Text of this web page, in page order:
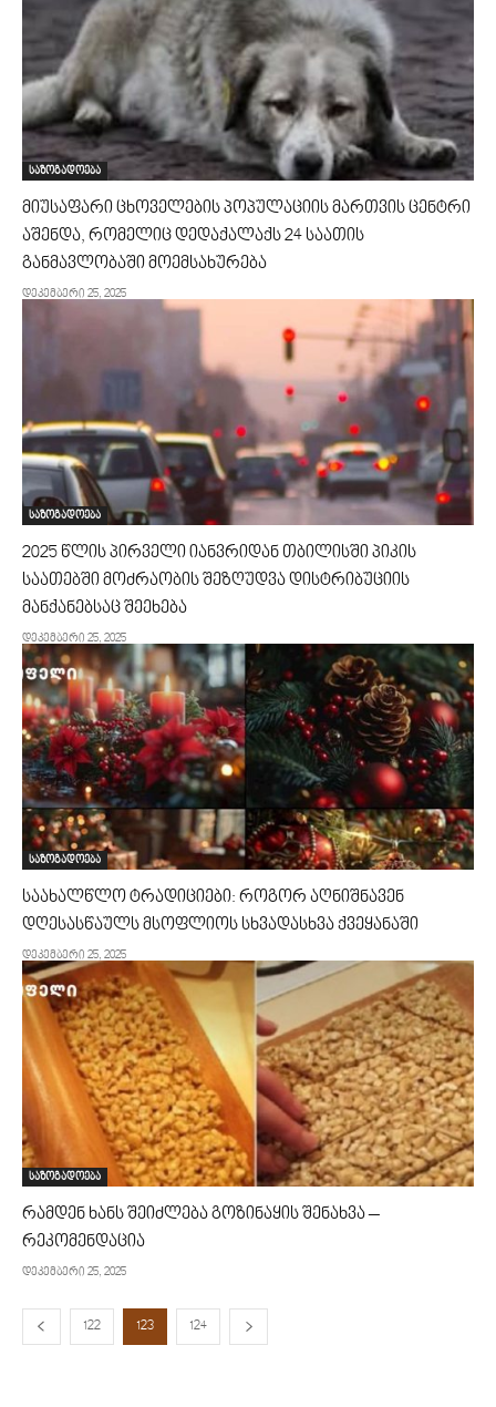
საზოგადოება
მიუსაფარი ცხოველების პოპულაციის მართვის ცენტრი
აშენდა, რომელიც დედაქალაქს 24 საათის
განმავლობაში მოემსახურება
დეკემბერი 25, 2025
საზოგადოება
2025 წლის პირველი იანვრიდან თბილისში პიკის
საათებში მოძრაობის შეზღუდვა დისტრიბუციის
მანქანებსაც შეეხება
დეკემბერი 25, 2025
საზოგადოება
საახალწლო ტრადიციები: როგორ აღნიშნავენ
დღესასწაულს მსოფლიოს სხვადასხვა ქვეყანაში
დეკემბერი 25, 2025
საზოგადოება
რამდენ ხანს შეიძლება გოზინაყის შენახვა –
რეკომენდაცია
დეკემბერი 25, 2025
122 123 124